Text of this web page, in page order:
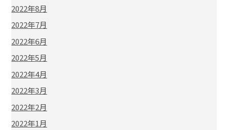
2022年8月
2022年7月
2022年6月
2022年5月
2022年4月
2022年3月
2022年2月
2022年1月